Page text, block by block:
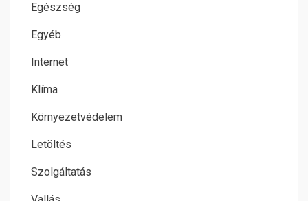
Egészség
Egyéb
Internet
Klíma
Környezetvédelem
Letöltés
Szolgáltatás